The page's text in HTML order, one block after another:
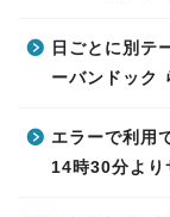
日ごとに別テ
ーバンドック
エラーで利用
14時30分より